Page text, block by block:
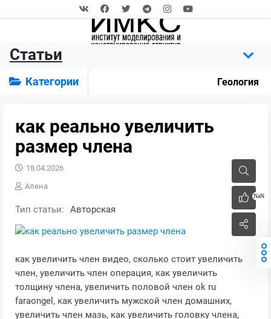
Статьи
Категории Геология
как реально увеличить
размер члена
NaN
18.04.2026
Алена
Тип статьи: Авторская
как увеличить член видео, сколько стоит увеличить
член, увеличить член операция, как увеличить
толщину члена, увеличить половой член ok ru
faraongel, как увеличить мужской член домашних,
увеличить член мазь, как увеличить головку члена,